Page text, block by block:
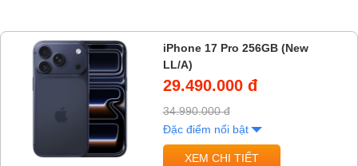
iPhone 17 Pro 256GB (New
LL/A)
29.490.000 đ
34.990.000 đ
Đặc điểm nổi bật
XEM CHI TIẾT